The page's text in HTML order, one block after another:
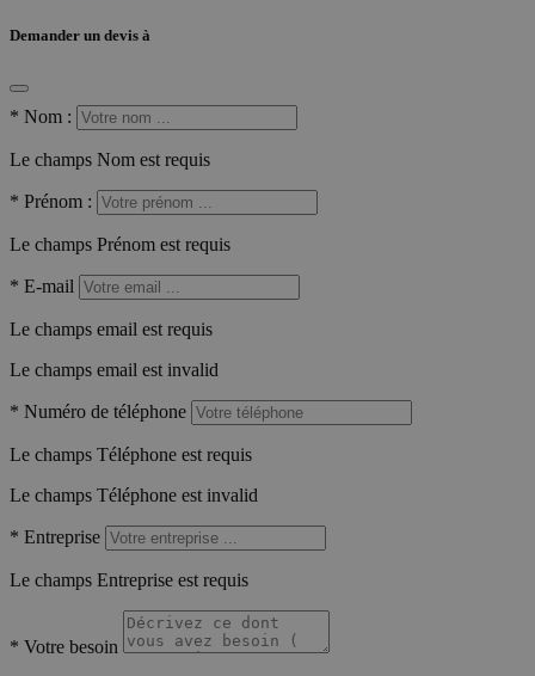
Demander un devis à
* Nom :
Le champs Nom est requis
* Prénom :
Le champs Prénom est requis
* E-mail
Le champs email est requis
Le champs email est invalid
* Numéro de téléphone
Le champs Téléphone est requis
Le champs Téléphone est invalid
* Entreprise
Le champs Entreprise est requis
* Votre besoin